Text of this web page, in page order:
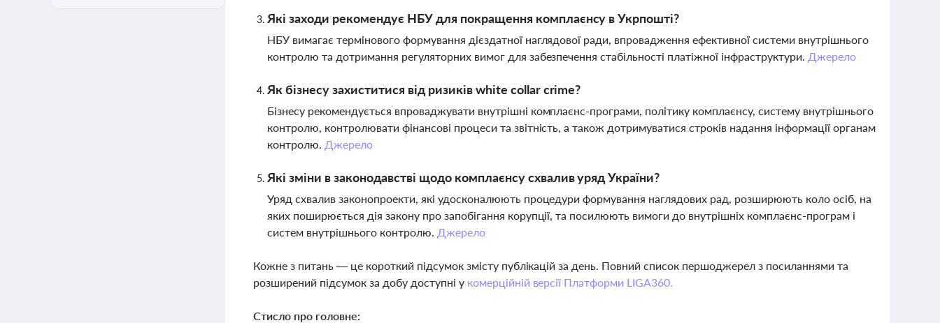
Які заходи рекомендує НБУ для покращення комплаєнсу в Укрпошті?
НБУ вимагає термінового формування дієздатної наглядової ради, впровадження ефективної системи внутрішнього
контролю та дотримання регуляторних вимог для забезпечення стабільності платіжної інфраструктури. Джерело
Як бізнесу захиститися від ризиків white collar crime?
Бізнесу рекомендується впроваджувати внутрішні комплаєнс-програми, політику комплаєнсу, систему внутрішнього
контролю, контролювати фінансові процеси та звітність, а також дотримуватися строків надання інформації органам
контролю. Джерело
Які зміни в законодавстві щодо комплаєнсу схвалив уряд України?
Уряд схвалив законопроекти, які удосконалюють процедури формування наглядових рад, розширюють коло осіб, на
яких поширюється дія закону про запобігання корупції, та посилюють вимоги до внутрішніх комплаєнс-програм і
систем внутрішнього контролю. Джерело
Кожне з питань — це короткий підсумок змісту публікацій за день. Повний список першоджерел з посиланнями та
розширений підсумок за добу доступні у комерційній версії Платформи LIGA360.
Стисло про головне: